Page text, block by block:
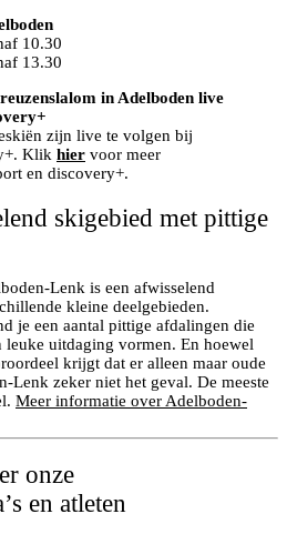
10.30
13.30
in Adelboden live
zijn live te volgen bij
Klik hier voor meer
en discovery+.
skigebied met pittige
Lenk is een afwisselend
kleine deelgebieden.
je een aantal pittige afdalingen die
leuke uitdaging vormen. En hoewel
krijgt dat er alleen maar oude
Lenk zeker niet het geval. De meeste
Meer informatie over Adelboden-
onze
en atleten